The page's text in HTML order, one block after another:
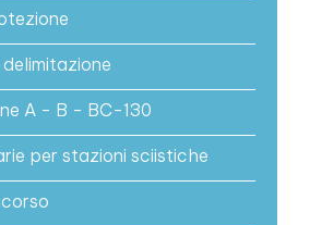
A - B - BC-130
per stazioni sciistiche